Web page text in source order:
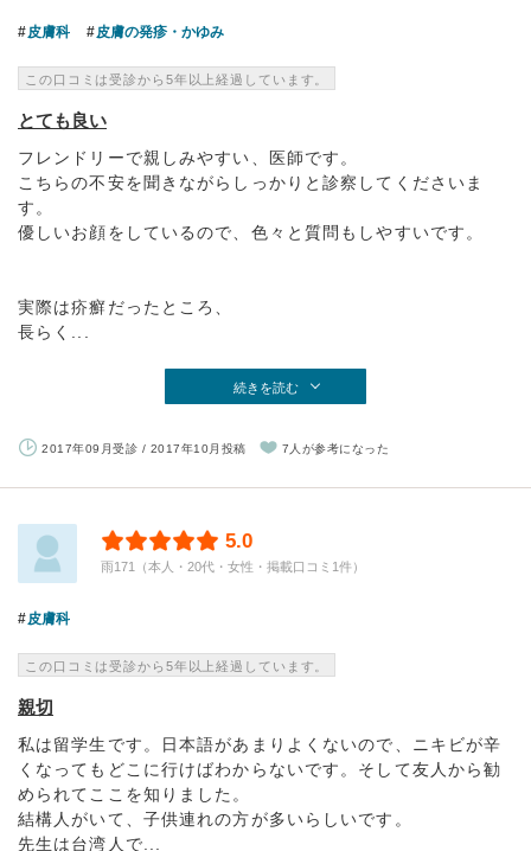
皮膚科 皮膚の発疹・かゆみ
この口コミは受診から5年以上経過しています。
とても良い
フレンドリーで親しみやすい、医師です。
こちらの不安を聞きながらしっかりと診察してくださいま
す。
優しいお顔をしているので、色々と質問もしやすいです。
実際は疥癬だったところ、
長らく...
続きを読む
2017年09月受診 / 2017年10月投稿 7人が参考になった
5.0
雨171（本人・20代・女性・掲載口コミ1件）
皮膚科
この口コミは受診から5年以上経過しています。
親切
私は留学生です。日本語があまりよくないので、ニキビが辛
くなってもどこに行けばわからないです。そして友人から勧
められてここを知りました。
結構人がいて、子供連れの方が多いらしいです。
先生は台湾人で...